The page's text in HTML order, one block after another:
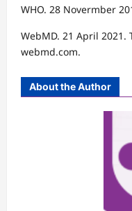
WHO. 28 Novermber
WebMD. 21 April 2021.
webmd.com.
About the Author